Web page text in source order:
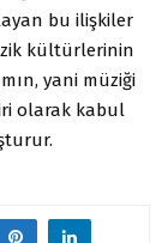
bu ilişkiler
kültürlerinin
yani müziği
olarak kabul